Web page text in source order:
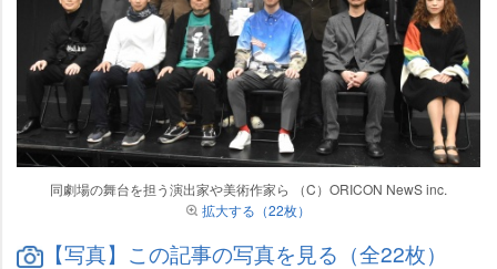
同劇場の舞台を担う演出家や美術作家ら （C）ORICON NewS inc.
拡大する（22枚）
【写真】この記事の写真を見る（全22枚）